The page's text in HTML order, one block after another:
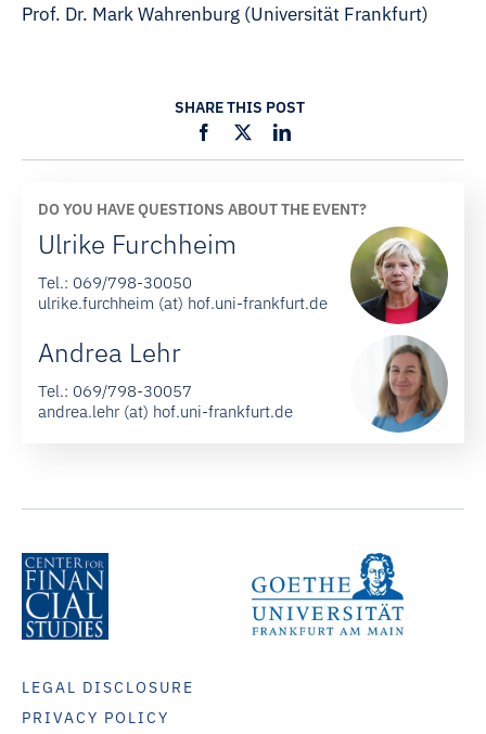
Prof. Dr. Mark Wahrenburg (Universität Frankfurt)
SHARE THIS POST
DO YOU HAVE QUESTIONS ABOUT THE EVENT?
Ulrike Furchheim
Tel.: 069/798-30050
ulrike.furchheim (at) hof.uni-frankfurt.de
Andrea Lehr
Tel.: 069/798-30057
andrea.lehr (at) hof.uni-frankfurt.de
LEGAL DISCLOSURE
PRIVACY POLICY